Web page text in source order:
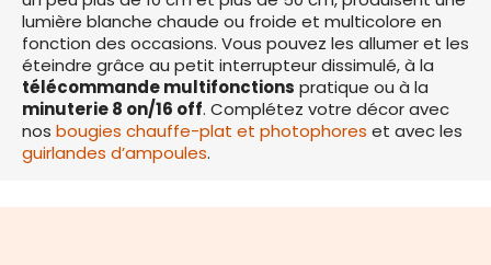
lumière blanche chaude ou froide et multicolore en
fonction des occasions. Vous pouvez les allumer et les
éteindre grâce au petit interrupteur dissimulé, à la
télécommande multifonctions pratique ou à la
minuterie 8 on/16 off. Complétez votre décor avec
nos bougies chauffe-plat et photophores et avec les
guirlandes d’ampoules.